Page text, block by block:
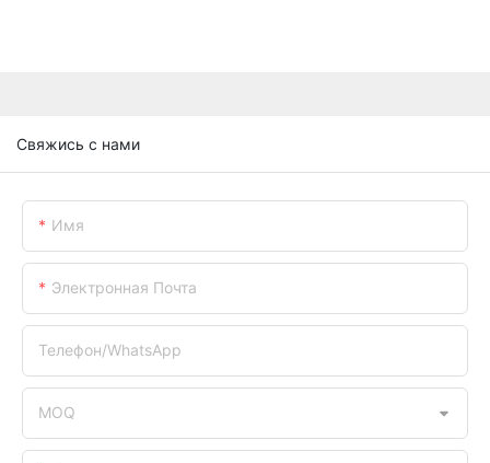
Свяжись с нами
Имя
Электронная Почта
Телефон/WhatsApp
MOQ